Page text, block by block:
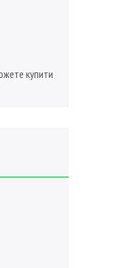
купити